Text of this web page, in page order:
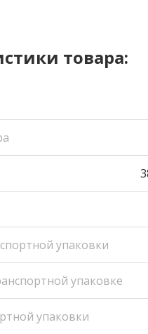
товара:
упаковки
упаковке
упаковки